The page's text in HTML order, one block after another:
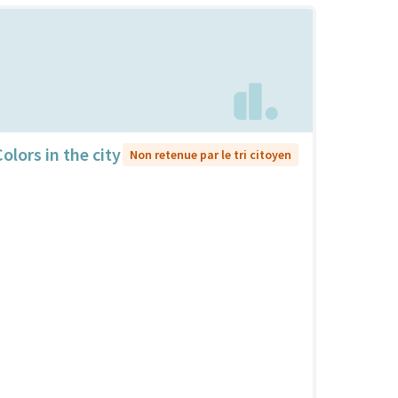
in the city Non retenue par le tri citoyen